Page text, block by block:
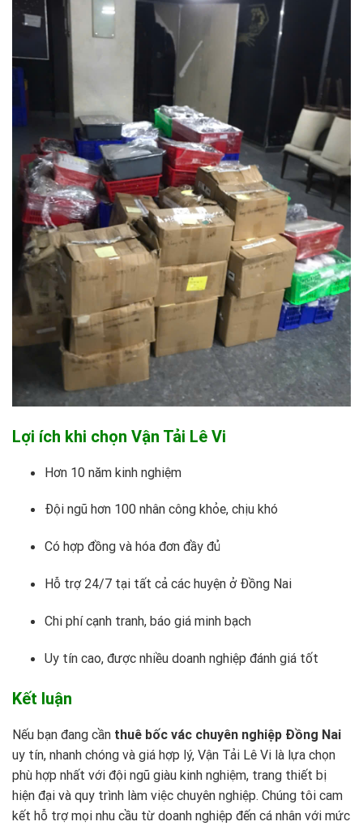
Lợi ích khi chọn Vận Tải Lê Vi
Hơn 10 năm kinh nghiệm
Đội ngũ hơn 100 nhân công khỏe, chịu khó
Có hợp đồng và hóa đơn đầy đủ
Hỗ trợ 24/7 tại tất cả các huyện ở Đồng Nai
Chi phí cạnh tranh, báo giá minh bạch
Uy tín cao, được nhiều doanh nghiệp đánh giá tốt
Kết luận
Nếu bạn đang cần thuê bốc vác chuyên nghiệp Đồng Nai
uy tín, nhanh chóng và giá hợp lý, Vận Tải Lê Vi là lựa chọn
phù hợp nhất với đội ngũ giàu kinh nghiệm, trang thiết bị
hiện đại và quy trình làm việc chuyên nghiệp. Chúng tôi cam
kết hỗ trợ mọi nhu cầu từ doanh nghiệp đến cá nhân với mức